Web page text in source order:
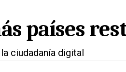
países
ciudadanía digital